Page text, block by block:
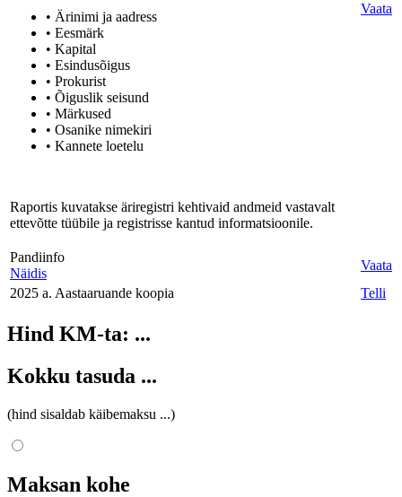
• Ärinimi ja aadress
• Eesmärk
• Kapital
• Esindusõigus
• Prokurist
• Õiguslik seisund
• Märkused
• Osanike nimekiri
• Kannete loetelu
Raportis kuvatakse äriregistri kehtivaid andmeid vastavalt
ettevõtte tüübile ja registrisse kantud informatsioonile.
Vaata
Pandiinfo
Näidis
Vaata
2025 a. Aastaaruande koopia
Telli
Hind KM-ta: ...
Kokku tasuda ...
(hind sisaldab käibemaksu ...)
Maksan kohe